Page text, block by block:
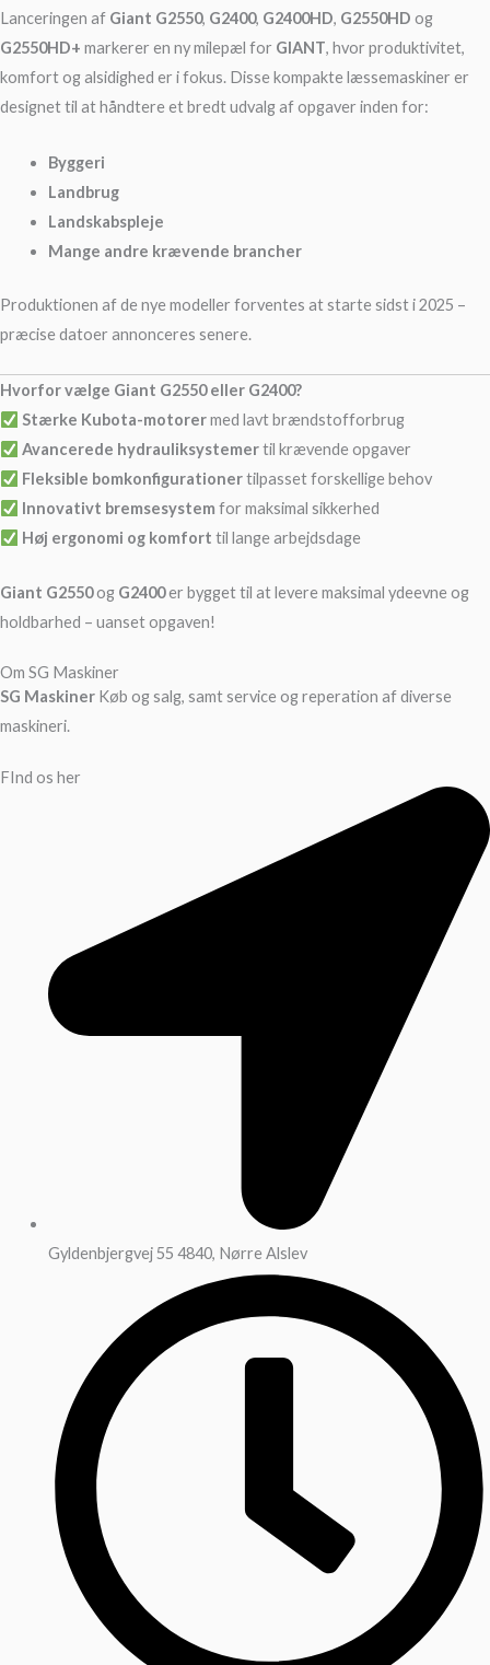
Lanceringen af Giant G2550, G2400, G2400HD, G2550HD og
G2550HD+ markerer en ny milepæl for GIANT, hvor produktivitet,
komfort og alsidighed er i fokus. Disse kompakte læssemaskiner er
designet til at håndtere et bredt udvalg af opgaver inden for:
Byggeri
Landbrug
Landskabspleje
Mange andre krævende brancher
Produktionen af de nye modeller forventes at starte sidst i 2025 –
præcise datoer annonceres senere.
Hvorfor vælge Giant G2550 eller G2400?
Stærke Kubota-motorermed lavt brændstofforbrug
Avancerede hydrauliksystemertil krævende opgaver
Fleksible bomkonfigurationertilpasset forskellige behov
Innovativt bremsesystem for maksimal sikkerhed
Høj ergonomi og komfort til lange arbejdsdage
Giant G2550og G2400er bygget til at levere maksimal ydeevne og
holdbarhed – uanset opgaven!
Om SG Maskiner
SG Maskiner Køb og salg, samt service og reperation af diverse
maskineri.
FInd os her
Gyldenbjergvej 55 4840, Nørre Alslev